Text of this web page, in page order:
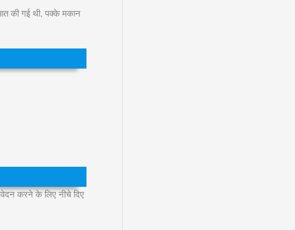
की गई थी, पक्के मकान
करने के लिए नीचे दिए